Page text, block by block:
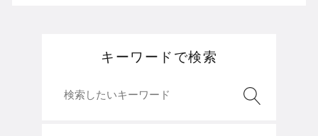
キーワードで検索